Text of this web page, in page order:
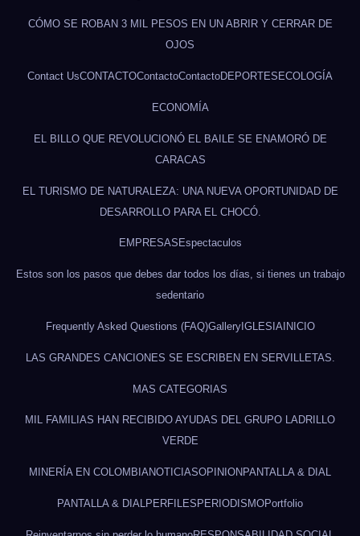
CÓMO SE ROBAN 3 MIL PESOS EN UN ABRIR Y CERRAR DE
OJOS
Contact UsCONTACTOContactoContactoDEPORTES ECOLOGÍA
ECONOMÍA
EL BILLO QUE REVOLUCIONÓ EL BAILE SE ENAMORÓ DE
CARACAS
EL TURISMO DE NATURALEZA: UNA NUEVA OPORTUNIDAD DE
DESARROLLO PARA EL CHOCÓ.
EMPRESAS Espectaculos
Estos son los pasos que debes dar todos los días, si tienes un trabajo
sedentario
Frequently Asked Questions (FAQ)GalleryIGLESIA INICIO
LAS GRANDES CANCIONES SE ESCRIBEN EN SERVILLETAS.
MAS CATEGORIAS
MIL FAMILIAS HAN RECIBIDO AYUDAS DEL GRUPO LADRILLO
VERDE
MINERÍA EN COLOMBIANOTICIASOPINION PANTALLA & DIAL
PANTALLA & DIAL PERFILES PERIODISMOPortfolio